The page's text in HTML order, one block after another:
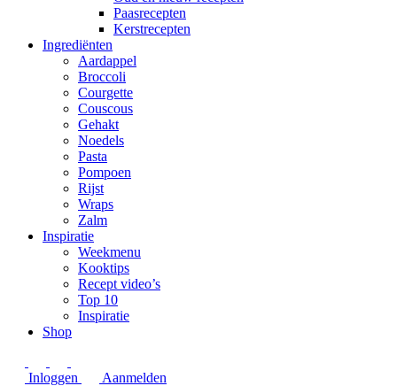
Paasrecepten
Kerstrecepten
Ingrediënten
Aardappel
Broccoli
Courgette
Couscous
Gehakt
Noedels
Pasta
Pompoen
Rijst
Wraps
Zalm
Inspiratie
Weekmenu
Kooktips
Recept video’s
Top 10
Inspiratie
Shop
Inloggen
Aanmelden